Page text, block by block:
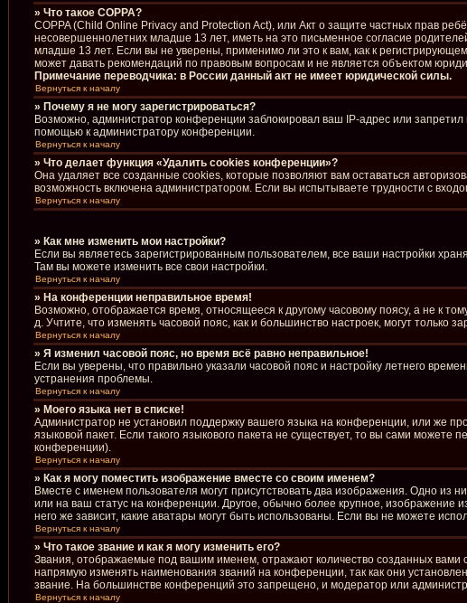
» Что такое COPPA?
COPPA (Child Online Privacy and Protection Act), или Акт о защите частных прав
несовершеннолетних младше 13 лет, иметь на это письменное согласие
младше 13 лет. Если вы не уверены, применимо ли это к вам, как к
может давать рекомендаций по правовым вопросам и не является объектом
Примечание переводчика: в России данный акт не имеет юридической силы.
Вернуться к началу
» Почему я не могу зарегистрироваться?
Возможно, администратор конференции заблокировал ваш IP-адрес или
помощью к администратору конференции.
Вернуться к началу
» Что делает функция «Удалить cookies конференции»?
Она удаляет все созданные cookies, которые позволяют вам оставаться
возможность включена администратором. Если вы испытываете трудности с
Вернуться к началу
» Как мне изменить мои настройки?
Если вы являетесь зарегистрированным пользователем, все ваши настройки
Там вы можете изменить все свои настройки.
Вернуться к началу
» На конференции неправильное время!
Возможно, отображается время, относящееся к другому часовому поясу, а не к
д. Учтите, что изменять часовой пояс, как и большинство настроек, могут
Вернуться к началу
» Я изменил часовой пояс, но время всё равно неправильное!
Если вы уверены, что правильно указали часовой пояс и настройку летнего
устранения проблемы.
Вернуться к началу
» Моего языка нет в списке!
Администратор не установил поддержку вашего языка на конференции, или же
языковой пакет. Если такого языкового пакета не существует, то вы сами
конференции).
Вернуться к началу
» Как я могу поместить изображение вместе со своим именем?
Вместе с именем пользователя могут присутствовать два изображения. Одно из
или на ваш статус на конференции. Другое, обычно более крупное, изображение
него же зависит, какие аватары могут быть использованы. Если вы не можете
Вернуться к началу
» Что такое звание и как я могу изменить его?
Звания, отображаемые под вашим именем, отражают количество созданных
напрямую изменять наименования званий на конференции, так как они
звание. На большинстве конференций это запрещено, и модератор или
Вернуться к началу